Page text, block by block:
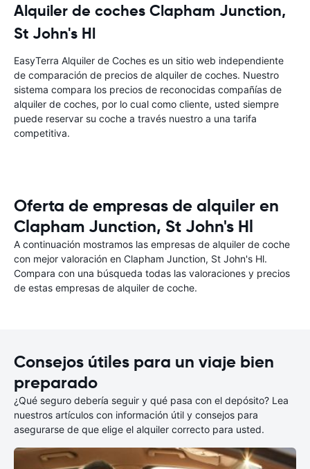
Alquiler de coches Clapham Junction,
St John's Hl
EasyTerra Alquiler de Coches es un sitio web independiente
de comparación de precios de alquiler de coches. Nuestro
sistema compara los precios de reconocidas compañías de
alquiler de coches, por lo cual como cliente, usted siempre
puede reservar su coche a través nuestro a una tarifa
competitiva.
Oferta de empresas de alquiler en
Clapham Junction, St John's Hl
A continuación mostramos las empresas de alquiler de coche
con mejor valoración en Clapham Junction, St John's Hl.
Compara con una búsqueda todas las valoraciones y precios
de estas empresas de alquiler de coche.
Consejos útiles para un viaje bien
preparado
¿Qué seguro debería seguir y qué pasa con el depósito? Lea
nuestros artículos con información útil y consejos para
asegurarse de que elige el alquiler correcto para usted.